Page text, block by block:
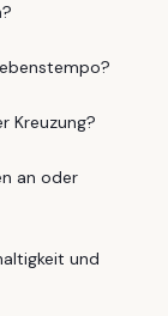
Kreuzung?
an oder
und